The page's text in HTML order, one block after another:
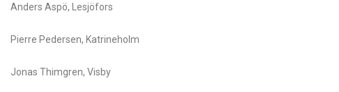
Anders Aspö, Lesjöfors
Pierre Pedersen, Katrineholm
Jonas Thimgren, Visby